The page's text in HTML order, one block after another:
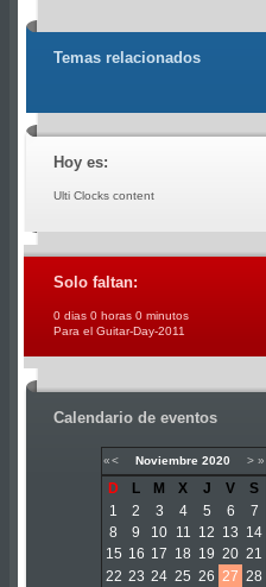
Temas relacionados
Hoy es:
Ulti Clocks content
Solo faltan:
0 dias 0 horas 0 minutos
Para el Guitar-Day-2011
Calendario de eventos
«< Noviembre 2020 > »
D L M X J V
S
1
2 3 4 5 6
7
8
9 10 11 12 13 14
15 16 17 18 19 20 21
22 23 24 25 26 27 28